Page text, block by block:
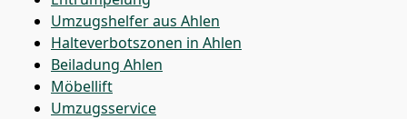
Umzugshelfer aus Ahlen
Halteverbotszonen in Ahlen
Beiladung Ahlen
Möbellift
Umzugsservice